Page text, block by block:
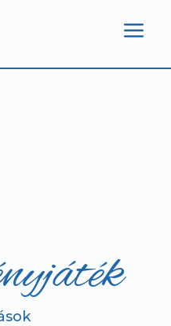
a